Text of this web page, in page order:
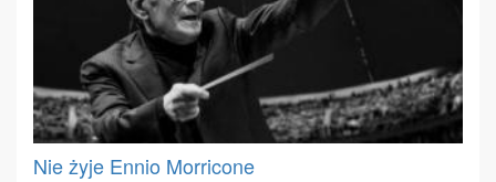
Nie żyje Ennio Morricone